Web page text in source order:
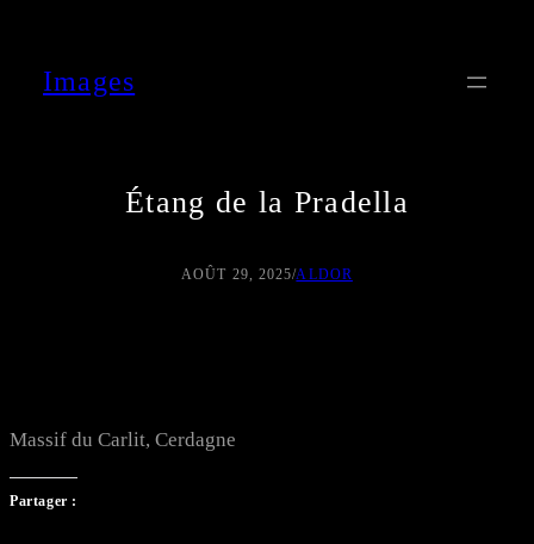
contenu
Images
Étang de la Pradella
AOÛT 29, 2025/ALDOR
Massif du Carlit, Cerdagne
Partager :